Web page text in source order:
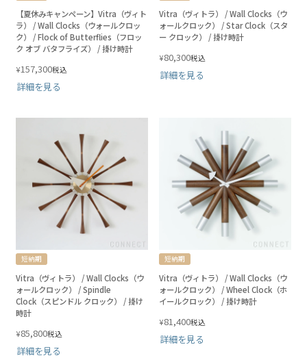
【夏休みキャンペーン】Vitra（ヴィト
ラ） / Wall Clocks（ウォールクロッ
ク） / Flock of Butterflies（フロッ
ク オブ バタフライズ） / 掛け時計
¥157,300税込
詳細を見る
Vitra（ヴィトラ） / Wall Clocks（ウ
ォールクロック） / Star Clock（スタ
ー クロック） / 掛け時計
¥80,300税込
詳細を見る
短納期
Vitra（ヴィトラ） / Wall Clocks（ウ
ォールクロック） / Spindle
Clock（スピンドル クロック） / 掛け
時計
¥85,800税込
詳細を見る
短納期
Vitra（ヴィトラ） / Wall Clocks（ウ
ォールクロック） / Wheel Clock（ホ
イールクロック） / 掛け時計
¥81,400税込
詳細を見る